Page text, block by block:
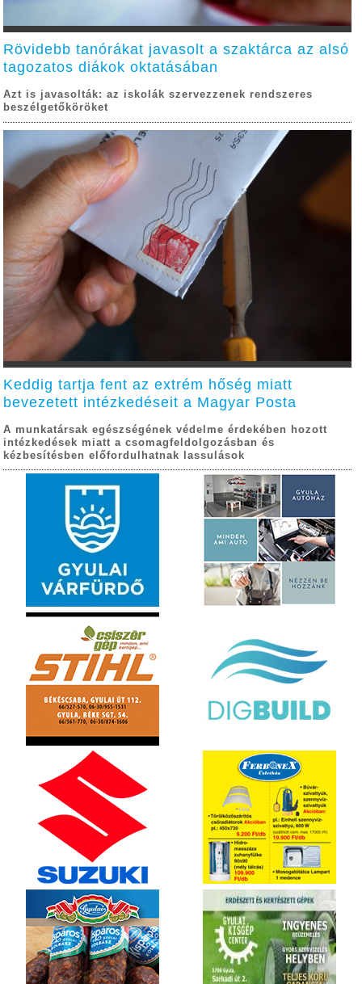
Rövidebb tanórákat javasolt a szaktárca az alsó
tagozatos diákok oktatásában
Azt is javasolták: az iskolák szervezzenek rendszeres
beszélgetőköröket
Keddig tartja fent az extrém hőség miatt
bevezetett intézkedéseit a Magyar Posta
A munkatársak egészségének védelme érdekében hozott
intézkedések miatt a csomagfeldolgozásban és
kézbesítésben előfordulhatnak lassulások